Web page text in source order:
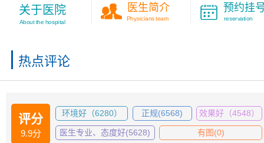
关于医院
About the hospital
医生简介
Physicians team
预约挂
reservation
热点评论
评分
9.9分
环境好（6280） 正规(6568) 效果好（4548）
医生专业、态度好(5628) 有图(0)